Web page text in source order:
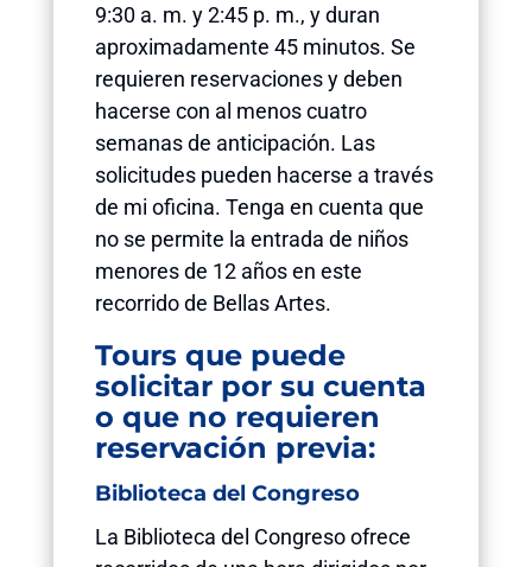
9:30 a. m. y 2:45 p. m., y duran
aproximadamente 45 minutos. Se
requieren reservaciones y deben
hacerse con al menos cuatro
semanas de anticipación. Las
solicitudes pueden hacerse a través
de mi oficina. Tenga en cuenta que
no se permite la entrada de niños
menores de 12 años en este
recorrido de Bellas Artes.
Tours que puede
solicitar por su cuenta
o que no requieren
reservación previa:
Biblioteca del Congreso
La Biblioteca del Congreso ofrece